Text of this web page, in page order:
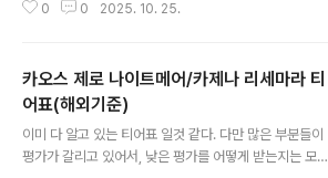
미를 느끼면서 플레이하는 게임으로 성장하는 재미가 상당
아래와 같이 진행하면 된다.캐릭터(전투원) 기본 육성후 카
오스 필드를 통해 카드를 강화하는 방식이다.캐릭터 기본
육성은 다른 게임과 마찬가지로, 전투원와 파트너(무기)의
레벨을 기본적으로 올린후에 기억의 조각이 원신의 성유물
같은 것인데 이를 통해 전투원의 기본 능력치를 올릴 수 있
0 0 2025. 10. 25.
카오스 제로 나이트메어/카제나 리세마라 티
어표(해외기준)
이미 다 알고 있는 티어표 일것 같다. 다만 많은 부분들이
평가가 갈리고 있어서, 낮은 평가를 어떻게 받는지는 모르